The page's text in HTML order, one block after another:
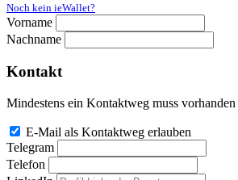
Noch kein ieWallet?
Vorname
Nachname
Kontakt
Mindestens ein Kontaktweg muss vorhanden
E-Mail als Kontaktweg erlauben
Telegram
Telefon